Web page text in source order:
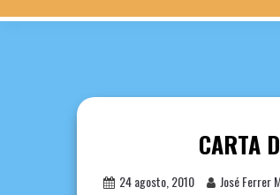
CARTA
24 agosto, 2010 José Ferrer